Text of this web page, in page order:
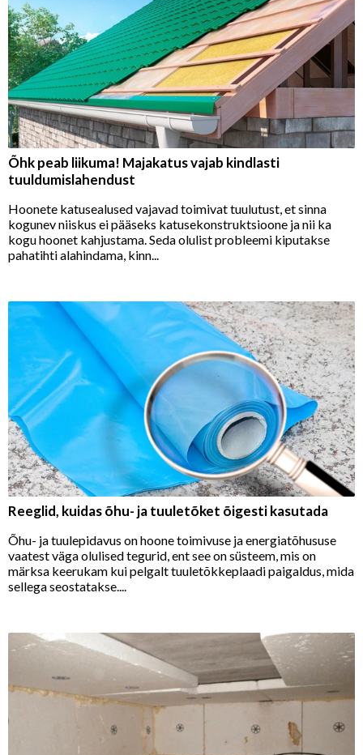
Õhk peab liikuma! Majakatus vajab kindlasti
tuuldumislahendust
Hoonete katusealused vajavad toimivat tuulutust, et sinna
kogunev niiskus ei pääseks katusekonstruktsioone ja nii ka
kogu hoonet kahjustama. Seda olulist probleemi kiputakse
pahatihti alahindama, kinn...
Reeglid, kuidas õhu- ja tuuletõket õigesti kasutada
Õhu- ja tuulepidavus on hoone toimivuse ja energiatõhususe
vaatest väga olulised tegurid, ent see on süsteem, mis on
märksa keerukam kui pelgalt tuuletõkkeplaadi paigaldus, mida
sellega seostatakse....